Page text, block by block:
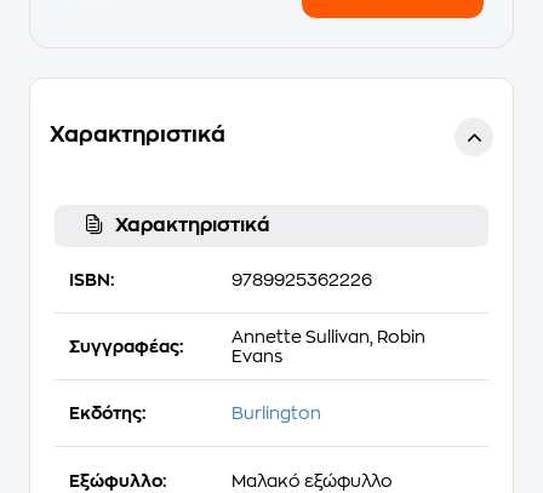
Χαρακτηριστικά
Χαρακτηριστικά
ISBN: 9789925362226
Συγγραφέας:
Annette Sullivan, Robin
Evans
Εκδότης: Burlington
Εξώφυλλο: Μαλακό εξώφυλλο